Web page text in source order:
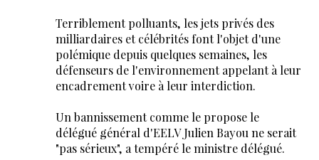
Terriblement polluants, les jets privés des
milliardaires et célébrités font l'objet d'une
polémique depuis quelques semaines, les
défenseurs de l'environnement appelant à leur
encadrement voire à leur interdiction.
Un bannissement comme le propose le
délégué général d'EELV Julien Bayou ne serait
"pas sérieux", a tempéré le ministre délégué.